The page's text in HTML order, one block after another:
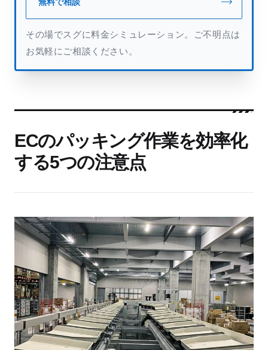
その場でスグに料金シミュレーション。ご不明点は
お気軽にご相談ください。
ECのパッキング作業を効率化
する5つの注意点